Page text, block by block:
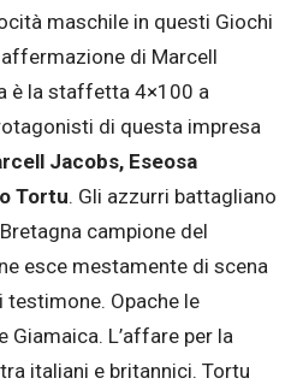
maschile in questi Giochi
di Marcell
è la staffetta 4×100 a
di questa impresa
Jacobs, Eseosa
Tortu. Gli azzurri battagliano
campione del
esce mestamente di scena
Opache le
L’affare per la
italiani e britannici. Tortu